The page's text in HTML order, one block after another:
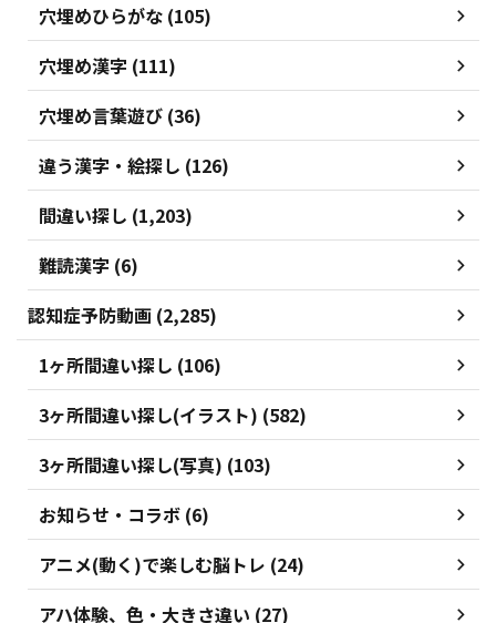
穴埋めひらがな (105)
穴埋め漢字 (111)
穴埋め言葉遊び (36)
違う漢字・絵探し (126)
間違い探し (1,203)
難読漢字 (6)
認知症予防動画 (2,285)
1ヶ所間違い探し (106)
3ヶ所間違い探し(イラスト) (582)
3ヶ所間違い探し(写真) (103)
お知らせ・コラボ (6)
アニメ(動く)で楽しむ脳トレ (24)
アハ体験、色・大きさ違い (27)